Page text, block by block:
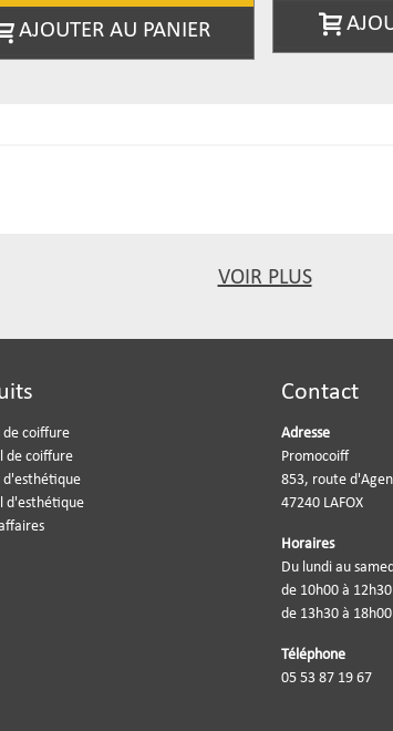
AJOUTER AU PANIER
VOIR PLUS
de coiffure
de coiffure
d'esthétique
d'esthétique
Contact
Adresse
Promocoiff
853, route d'Agen
47240 LAFOX
Horaires
Du lundi au
de 10h00 à
de 13h30 à 18h00
Téléphone
05 53 87 19 67